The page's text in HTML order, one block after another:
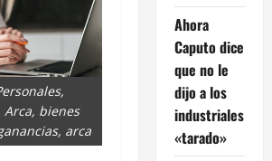
Arca, bienes
arca
Ahora
Caputo dice
que no le
dijo a los
industriales
«tarado»